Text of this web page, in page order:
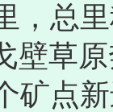
，总
草原
矿点